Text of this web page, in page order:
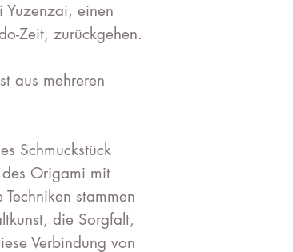
Yuzenzai, einen
Zeit, zurückgehen.
aus mehreren
Schmuckstück
Origami mit
stammen
die Sorgfalt,
Verbindung von